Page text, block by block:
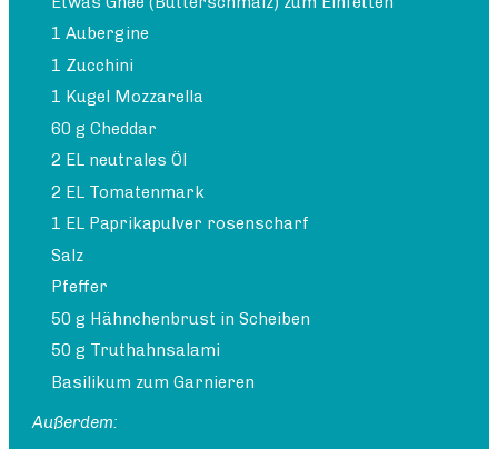
1 Aubergine
1 Zucchini
1 Kugel Mozzarella
60 g Cheddar
2 EL neutrales Öl
2 EL Tomatenmark
1 EL Paprikapulver rosenscharf
Salz
Pfeffer
50 g Hähnchenbrust in Scheiben
50 g Truthahnsalami
Basilikum zum Garnieren
Außerdem: